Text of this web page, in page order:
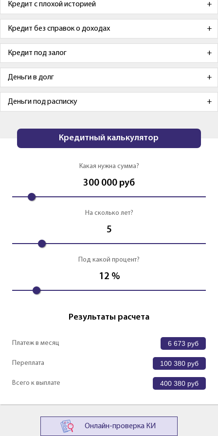
Кредит с плохой историей
Кредит без справок о доходах
Кредит под залог
Деньги в долг
Деньги под расписку
Кредитный калькулятор
Какая нужна сумма?
300 000 руб
На сколько лет?
5
Под какой процент?
12 %
Результаты расчета
Платеж в месяц 6 673 руб
Переплата 100 380 руб
Всего к выплате 400 380 руб
Онлайн-проверка КИ